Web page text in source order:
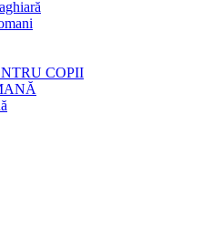
COPII